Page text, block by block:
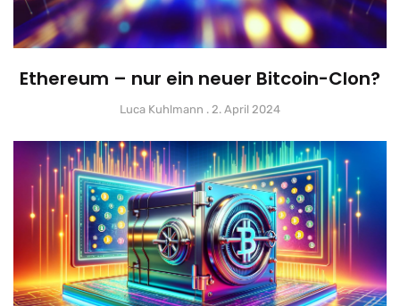
Ethereum – nur ein neuer Bitcoin-Clon?
Luca Kuhlmann 2. April 2024